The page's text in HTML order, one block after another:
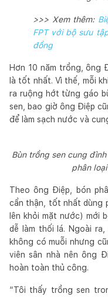
>>> Xem thêm:
FPT với bộ sưu
đồng
Hơn 10 năm trồng, ông
là tốt nhất. Vì thế, mỗi
ra ruộng hớt từng gáo
sen, bao giờ ông Điệp
để làm sạch nước và
Bùn trồng sen cung
phân
Theo ông Điệp, bón
cẩn thận, tốt nhất dùng
lên khỏi mặt nước) mới
dễ làm thối lá. Ngoài
không có muỗi nhưng
viên sân nhà nên ông
hoàn toàn thủ công.
“Tôi thấy trồng sen